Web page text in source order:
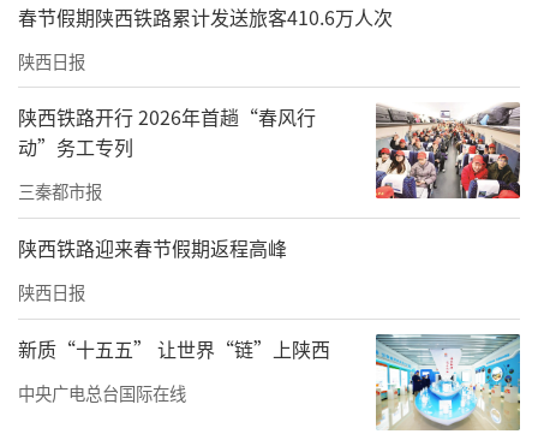
赵亮无奈道，在各家驾校联合后，他们申请劳
动仲裁，虽然经过调解，飞翔驾校进行了赔
偿，但也断了他们去其他驾校求职的路，“他
们说，你看城区9家驾校，有人雇佣你们
不。”多位教练也表示正考虑转行。
此外，周凯等多名业内人士透露，飞翔驾校实
际控制人为王某某，正祥驾校实际控制人为任
某某，新潮驾校实际控制人为叶某。其中，王
某某是退休后开始从事驾培行业的。
驾校回应——
春节假期陕西铁路累计发送旅客410.6万人次
陕西日报
陕西铁路开行 2026年首趟“春风行
动”务工专列
三秦都市报
陕西铁路迎来春节假期返程高峰
陕西日报
新质“十五五” 让世界“链”上陕西
中央广电总台国际在线